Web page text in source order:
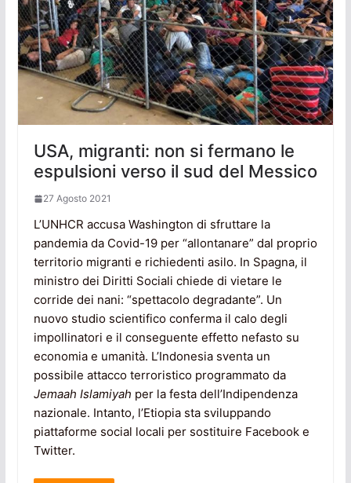
USA, migranti: non si fermano le
espulsioni verso il sud del Messico
27 Agosto 2021
L’UNHCR accusa Washington di sfruttare la
pandemia da Covid-19 per “allontanare” dal proprio
territorio migranti e richiedenti asilo. In Spagna, il
ministro dei Diritti Sociali chiede di vietare le
corride dei nani: “spettacolo degradante”. Un
nuovo studio scientifico conferma il calo degli
impollinatori e il conseguente effetto nefasto su
economia e umanità. L’Indonesia sventa un
possibile attacco terroristico programmato da
Jemaah Islamiyah per la festa dell’Indipendenza
nazionale. Intanto, l’Etiopia sta sviluppando
piattaforme social locali per sostituire Facebook e
Twitter.